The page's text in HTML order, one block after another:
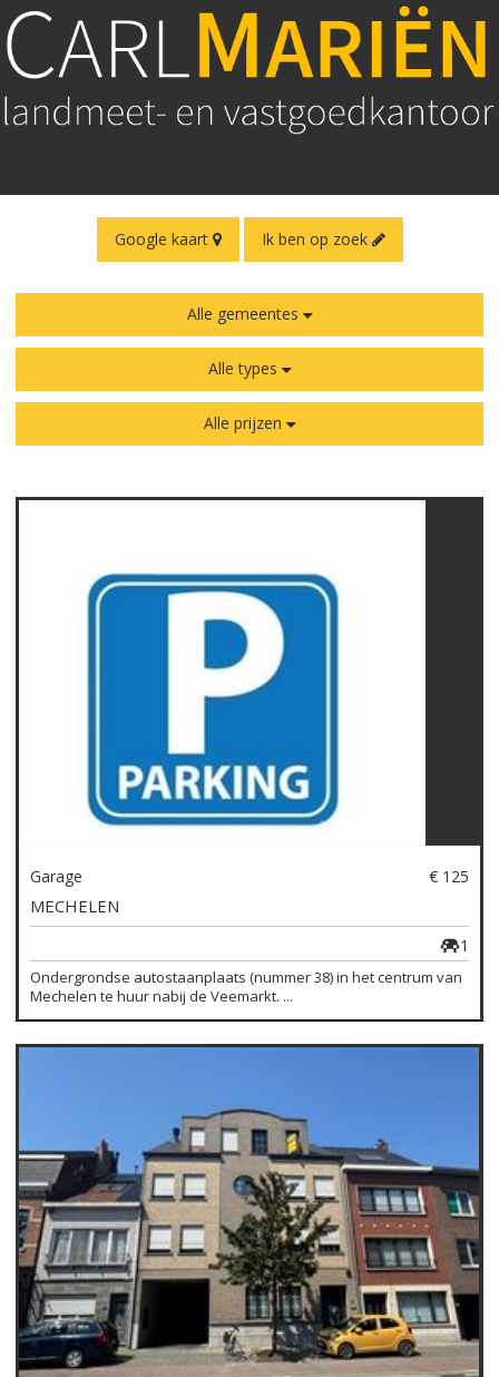
Google kaart Ik ben op zoek
Alle gemeentes
Alle types
Alle prijzen
Garage € 125
MECHELEN
1
Ondergrondse autostaanplaats (nummer 38) in het centrum van
Mechelen te huur nabij de Veemarkt. ...